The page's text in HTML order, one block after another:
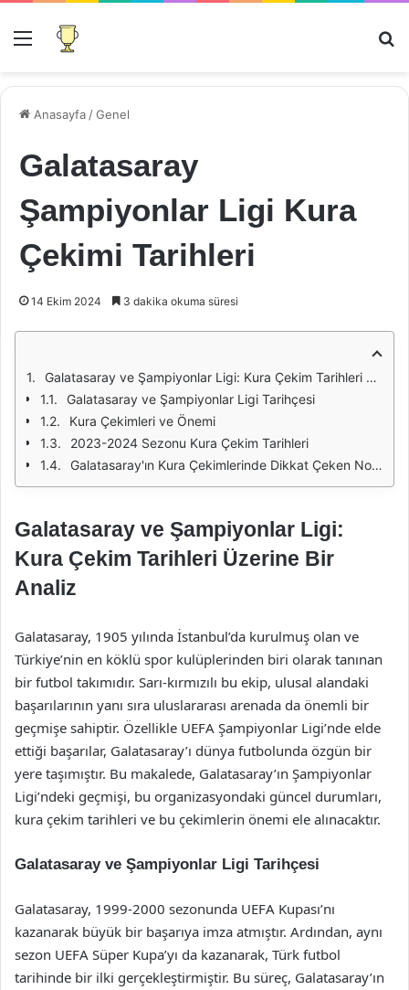
Menü
Anasayfa /Genel
Galatasaray
Şampiyonlar Ligi Kura
Çekimi Tarihleri
14 Ekim 2024 3 dakika okuma süresi
Galatasaray ve Şampiyonlar Ligi: Kura Çekim Tarihleri Üzerine Bir Analiz
Galatasaray ve Şampiyonlar Ligi Tarihçesi
Kura Çekimleri ve Önemi
2023-2024 Sezonu Kura Çekim Tarihleri
Galatasaray'ın Kura Çekimlerinde Dikkat Çeken Noktalar
Galatasaray ve Şampiyonlar Ligi:
Kura Çekim Tarihleri Üzerine Bir
Analiz
Galatasaray, 1905 yılında İstanbul’da kurulmuş olan ve
Türkiye’nin en köklü spor kulüplerinden biri olarak tanınan
bir futbol takımıdır. Sarı-kırmızılı bu ekip, ulusal alandaki
başarılarının yanı sıra uluslararası arenada da önemli bir
geçmişe sahiptir. Özellikle UEFA Şampiyonlar Ligi’nde elde
ettiği başarılar, Galatasaray’ı dünya futbolunda özgün bir
yere taşımıştır. Bu makalede, Galatasaray’ın Şampiyonlar
Ligi’ndeki geçmişi, bu organizasyondaki güncel durumları,
kura çekim tarihleri ve bu çekimlerin önemi ele alınacaktır.
Galatasaray ve Şampiyonlar Ligi Tarihçesi
Galatasaray, 1999-2000 sezonunda UEFA Kupası’nı
kazanarak büyük bir başarıya imza atmıştır. Ardından, aynı
sezon UEFA Süper Kupa’yı da kazanarak, Türk futbol
tarihinde bir ilki gerçekleştirmiştir. Bu süreç, Galatasaray’ın